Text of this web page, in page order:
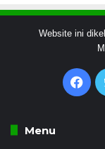
Website ini
Menu